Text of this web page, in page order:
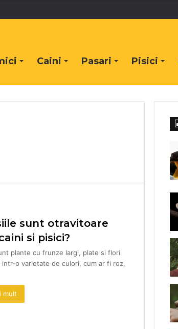
Caini Pasari Pisici
sunt otravitoare
si pisici?
plante cu frunze largi, plate si flori
intr-o varietate de culori, cum ar fi roz,
mult